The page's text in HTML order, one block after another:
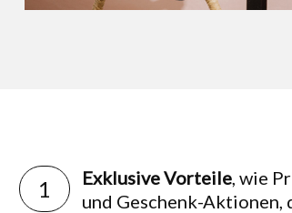
1 Exklusive Vorteile, wie
und Geschenk-Aktionen,